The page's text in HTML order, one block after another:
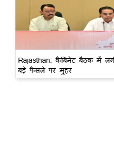
Rajasthan: कैबिनेट बैठक में
बड़े फैसले पर मुहर